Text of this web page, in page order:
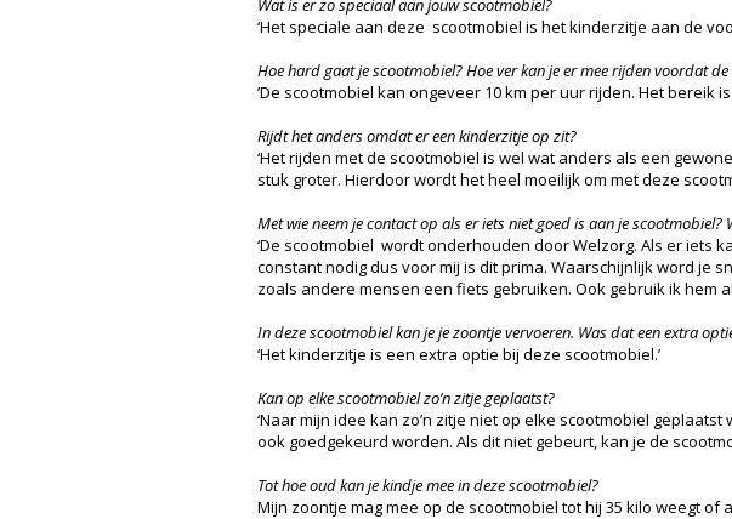
Wat is er zo speciaal aan jouw scootmobiel?
‘Het speciale aan deze scootmobiel is het kinderzitje aan de
Hoe hard gaat je scootmobiel? Hoe ver kan je er mee rijden voordat de
’De scootmobiel kan ongeveer 10 km per uur rijden. Het bereik is
Rijdt het anders omdat er een kinderzitje op zit?
‘Het rijden met de scootmobiel is wel wat anders als een
stuk groter. Hierdoor wordt het heel moeilijk om met deze
Met wie neem je contact op als er iets niet goed is aan je
‘De scootmobiel wordt onderhouden door Welzorg. Als er iets
constant nodig dus voor mij is dit prima. Waarschijnlijk word je
zoals andere mensen een fiets gebruiken. Ook gebruik ik hem
In deze scootmobiel kan je je zoontje vervoeren. Was dat een extra
‘Het kinderzitje is een extra optie bij deze scootmobiel.’
Kan op elke scootmobiel zo’n zitje geplaatst?
‘Naar mijn idee kan zo’n zitje niet op elke scootmobiel
ook goedgekeurd worden. Als dit niet gebeurt, kan je de
Tot hoe oud kan je kindje mee in deze scootmobiel?
Mijn zoontje mag mee op de scootmobiel tot hij 35 kilo weegt of